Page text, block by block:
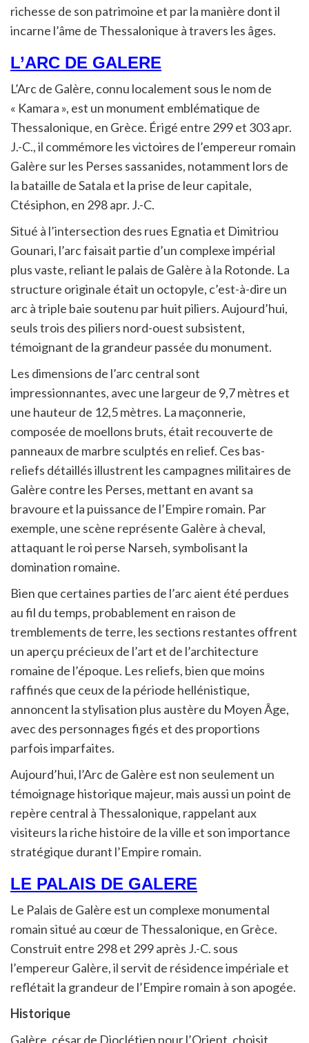
richesse de son patrimoine et par la manière dont il
incarne l’âme de Thessalonique à travers les âges.
L’ARC DE GALERE
L’Arc de Galère, connu localement sous le nom de
« Kamara », est un monument emblématique de
Thessalonique, en Grèce. Érigé entre 299 et 303 apr.
J.-C., il commémore les victoires de l’empereur romain
Galère sur les Perses sassanides, notamment lors de
la bataille de Satala et la prise de leur capitale,
Ctésiphon, en 298 apr. J.-C.
Situé à l’intersection des rues Egnatia et Dimitriou
Gounari, l’arc faisait partie d’un complexe impérial
plus vaste, reliant le palais de Galère à la Rotonde. La
structure originale était un octopyle, c’est-à-dire un
arc à triple baie soutenu par huit piliers. Aujourd’hui,
seuls trois des piliers nord-ouest subsistent,
témoignant de la grandeur passée du monument.
Les dimensions de l’arc central sont
impressionnantes, avec une largeur de 9,7 mètres et
une hauteur de 12,5 mètres. La maçonnerie,
composée de moellons bruts, était recouverte de
panneaux de marbre sculptés en relief. Ces bas-
reliefs détaillés illustrent les campagnes militaires de
Galère contre les Perses, mettant en avant sa
bravoure et la puissance de l’Empire romain. Par
exemple, une scène représente Galère à cheval,
attaquant le roi perse Narseh, symbolisant la
domination romaine.
Bien que certaines parties de l’arc aient été perdues
au fil du temps, probablement en raison de
tremblements de terre, les sections restantes offrent
un aperçu précieux de l’art et de l’architecture
romaine de l’époque. Les reliefs, bien que moins
raffinés que ceux de la période hellénistique,
annoncent la stylisation plus austère du Moyen Âge,
avec des personnages figés et des proportions
parfois imparfaites.
Aujourd’hui, l’Arc de Galère est non seulement un
témoignage historique majeur, mais aussi un point de
repère central à Thessalonique, rappelant aux
visiteurs la riche histoire de la ville et son importance
stratégique durant l’Empire romain.
LE PALAIS DE GALERE
Le Palais de Galère est un complexe monumental
romain situé au cœur de Thessalonique, en Grèce.
Construit entre 298 et 299 après J.-C. sous
l’empereur Galère, il servit de résidence impériale et
reflétait la grandeur de l’Empire romain à son apogée.
Historique
Galère, césar de Dioclétien pour l’Orient, choisit